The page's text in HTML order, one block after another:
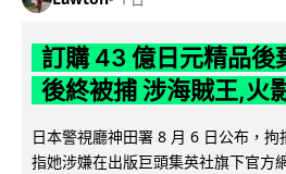
訂購 43 億日元精品後
後終被捕 涉海賊王,火
日本警視廳神田署 8 月 6 日公布，拘
指她涉嫌在出版巨頭集英社旗下官方